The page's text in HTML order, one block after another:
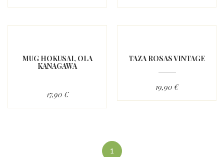
MUG HOKUSAI, OLA
KANAGAWA
17,90 €
TAZA ROSAS VINTAGE
19,90 €
1